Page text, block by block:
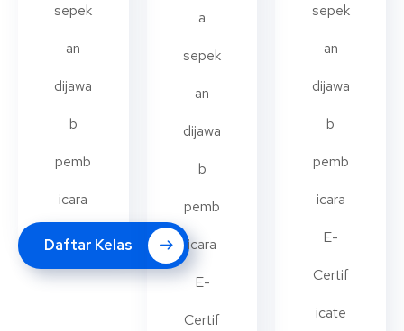
sepek
an
dijawa
b
pemb
icara
Daftar Kelas
a
sepek
an
dijawa
b
pemb
icara
E-
Certif
sepek
an
dijawa
b
pemb
icara
E-
Certif
icate